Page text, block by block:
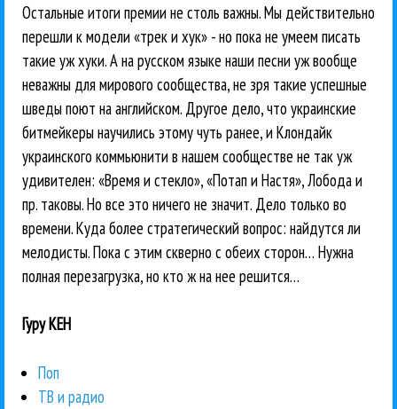
Остальные итоги премии не столь важны. Мы действительно
перешли к модели «трек и хук» - но пока не умеем писать
такие уж хуки. А на русском языке наши песни уж вообще
неважны для мирового сообщества, не зря такие успешные
шведы поют на английском. Другое дело, что украинские
битмейкеры научились этому чуть ранее, и Клондайк
украинского коммьюнити в нашем сообществе не так уж
удивителен: «Время и стекло», «Потап и Настя», Лобода и
пр. таковы. Но все это ничего не значит. Дело только во
времени. Куда более стратегический вопрос: найдутся ли
мелодисты. Пока с этим скверно с обеих сторон… Нужна
полная перезагрузка, но кто ж на нее решится…
Гуру КЕН
Поп
ТВ и радио